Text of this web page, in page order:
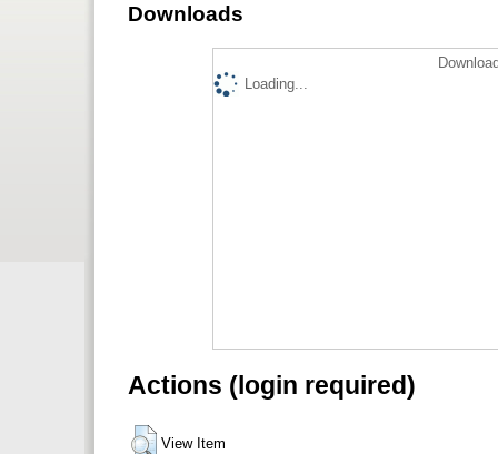
Downloads
Loading...
Actions (login required)
View Item